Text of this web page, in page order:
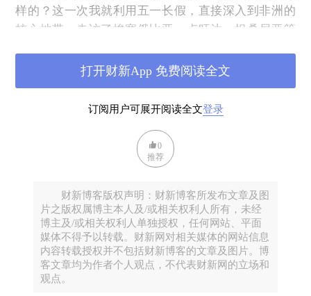
样的？这一次我就利用五一长假，直接深入到非洲的
核心地带，走访了埃塞俄比亚、卢旺达、坦桑尼亚等
等负面的词联系在一起。 以至于笔者在准备这次的中
部与东部非洲之行时，因担心水土不服而带上了一周
的“干粮”，家人在送别时更是反复千叮万嘱吩咐注意
实际上，笔者出发前的担心被证明是多虑了，几国一
路走访下来，并没有水土不服，携带的“干粮”也用不
去对非洲的认知了：
一、非洲气候严酷不适合发展？
不少人印象中的非洲气候炎热干旱，不适合经济发
展，而实际情况并非如此。人们对非洲炎热的印象一
订阅用户可展开阅读全文登录
打开财新App 免费阅读全文
0
推荐
财新博客版权声明：财新博客所发布文章及图
片之版权属博主本人及/或相关权利人所有，未经
博主及/或相关权利人单独授权，任何网站、平面
媒体不得予以转载。财新网对相关媒体的网站信息
内容转载授权并不包括财新博客的文章及图片。博
客文章均为作者个人观点，不代表财新网的立场和
观点。